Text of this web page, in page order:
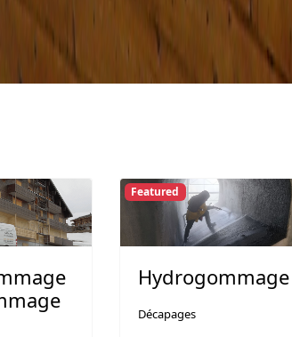
Featured
Hydrogommage
Décapages